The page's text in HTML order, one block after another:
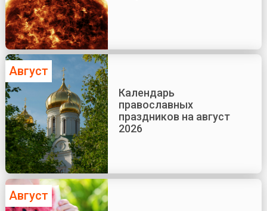
Август
Календарь
православных
праздников на август
2026
Август